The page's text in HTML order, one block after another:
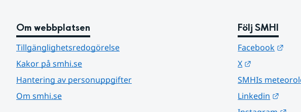
Om webbplatsen
Tillgänglighetsredogörelse
Kakor på smhi.se
Hantering av personuppgifter
Om smhi.se
Följ SMHI
Facebook
X
SMHIs
Linkedin